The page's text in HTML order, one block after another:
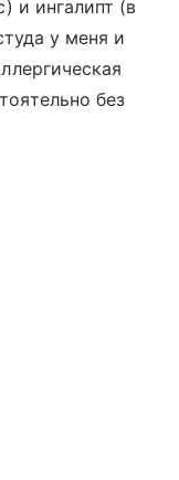
и ингалипт (в
у меня и
без